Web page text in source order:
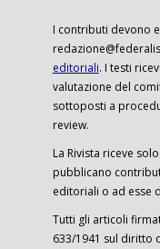
I contributi devono
editoriali. I testi
valutazione del
sottoposti a
review.
La Rivista riceve
pubblicano
editoriali o ad esse
Tutti gli articoli
633/1941 sul diritto